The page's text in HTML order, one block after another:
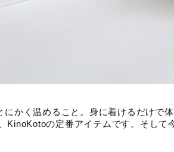
にかく温めること。身に着けるだけで
KinoKotoの定番アイテムです。そし